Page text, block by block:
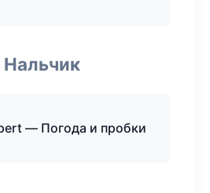
— Погода и пробки